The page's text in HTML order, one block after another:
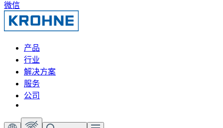
微信
产品
行业
解决方案
服务
公司